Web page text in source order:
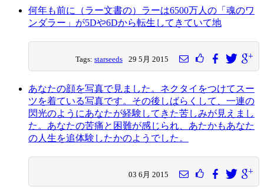
何年も前に（ラー文書の）ラーは6500万人の「魂のワ
ンダラー」が5Dや6Dから転生してきていて地
Tags:starseeds 29 5月 2015
あなたの顔を写真で見ました。ネクタイをつけてスー
ツを着ている写真です。その後しばらくして、一連の
閃光のようにあなたが経験してきた苦しみが見えまし
た。あなたの苦痛と困難が感じられ、あたかもあなた
の人生を追体験したかのようでした。
03 6月 2015